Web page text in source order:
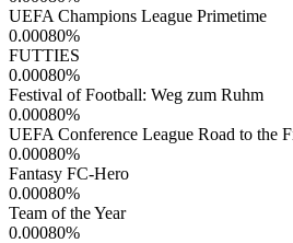
UEFA Champions League Primetime
0.00080%
FUTTIES
0.00080%
Festival of Football: Weg zum Ruhm
0.00080%
UEFA Conference League Road to the
0.00080%
Fantasy FC-Hero
0.00080%
Team of the Year
0.00080%